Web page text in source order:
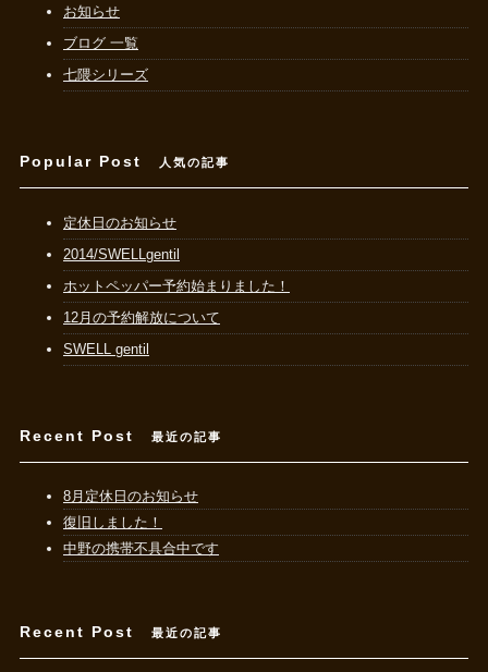
お知らせ
ブログ 一覧
七隈シリーズ
Popular Post 人気の記事
定休日のお知らせ
2014/SWELLgentil
ホットペッパー予約始まりました！
12月の予約解放について
SWELL gentil
Recent Post 最近の記事
8月定休日のお知らせ
復旧しました！
中野の携帯不具合中です
Recent Post 最近の記事